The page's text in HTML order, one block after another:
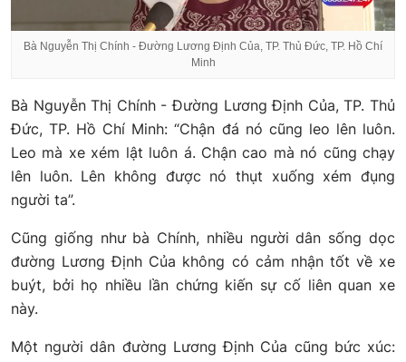
Bà Nguyễn Thị Chính - Đường Lương Định Của, TP. Thủ Đức, TP. Hồ Chí
Minh
Bà Nguyễn Thị Chính - Đường Lương Định Của, TP. Thủ
Đức, TP. Hồ Chí Minh: “Chận đá nó cũng leo lên luôn.
Leo mà xe xém lật luôn á. Chận cao mà nó cũng chạy
lên luôn. Lên không được nó thụt xuống xém đụng
người ta”.
Cũng giống như bà Chính, nhiều người dân sống dọc
đường Lương Định Của không có cảm nhận tốt về xe
buýt, bởi họ nhiều lần chứng kiến sự cố liên quan xe
này.
Một người dân đường Lương Định Của cũng bức xúc: